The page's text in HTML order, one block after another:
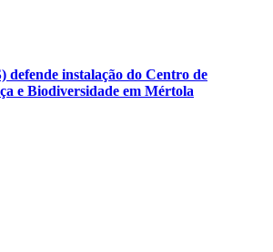
defende instalação do Centro de
e Biodiversidade em Mértola